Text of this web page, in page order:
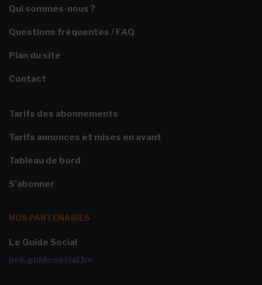
Qui sommes-nous ?
Questions fréquentes / FAQ
Plan du site
Contact
Tarifs des abonnements
Tarifs annonces et mises en avant
Tableau de bord
S'abonner
NOS PARTENAIRES
Le Guide Social
pro.guidesocial.be